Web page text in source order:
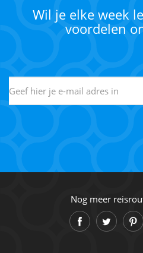
Wil je elke week
voordelen
Nog meer